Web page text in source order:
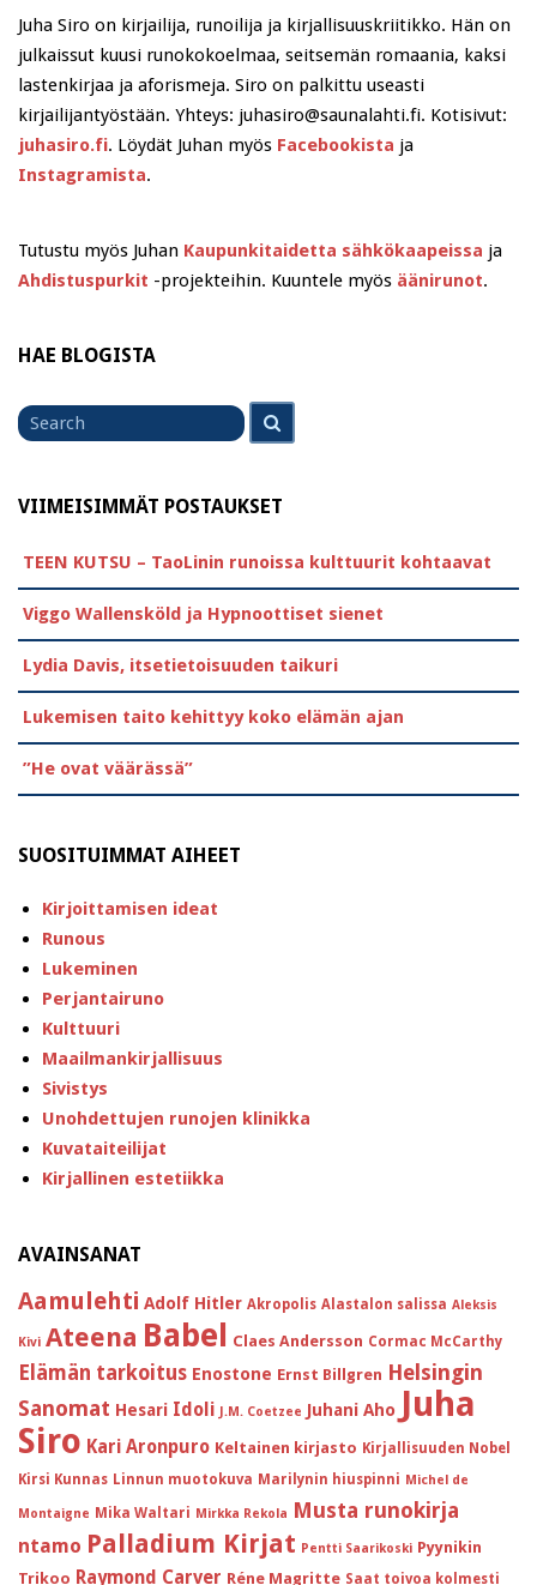
Juha Siro on kirjailija, runoilija ja kirjallisuuskriitikko. Hän on
julkaissut kuusi runokokoelmaa, seitsemän romaania, kaksi
lastenkirjaa ja aforismeja. Siro on palkittu useasti
kirjailijantyöstään. Yhteys: juhasiro@saunalahti.fi. Kotisivut:
juhasiro.fi. Löydät Juhan myös Facebookista ja
Instagramista.
Tutustu myös Juhan Kaupunkitaidetta sähkökaapeissa ja
Ahdistuspurkit -projekteihin. Kuuntele myös äänirunot.
HAE BLOGISTA
Search
for
VIIMEISIMMÄT POSTAUKSET
TEEN KUTSU – TaoLinin runoissa kulttuurit kohtaavat
Viggo Wallensköld ja Hypnoottiset sienet
Lydia Davis, itsetietoisuuden taikuri
Lukemisen taito kehittyy koko elämän ajan
”He ovat väärässä”
SUOSITUIMMAT AIHEET
Kirjoittamisen ideat
Runous
Lukeminen
Perjantairuno
Kulttuuri
Maailmankirjallisuus
Sivistys
Unohdettujen runojen klinikka
Kuvataiteilijat
Kirjallinen estetiikka
AVAINSANAT
Aamulehti Adolf Hitler Akropolis Alastalon salissa Aleksis
Kivi Ateena Babel Claes Andersson Cormac McCarthy
Elämän tarkoitus Enostone Ernst Billgren Helsingin
Sanomat Hesari Idoli J.M. Coetzee Juhani Aho Juha
Siro Kari Aronpuro Keltainen kirjasto Kirjallisuuden Nobel
Kirsi Kunnas Linnun muotokuva Marilynin hiuspinni Michel de
Montaigne Mika Waltari Mirkka Rekola Musta runokirja
ntamo Palladium Kirjat Pentti Saarikoski Pyynikin
Trikoo Raymond Carver Réne Magritte Saat toivoa kolmesti